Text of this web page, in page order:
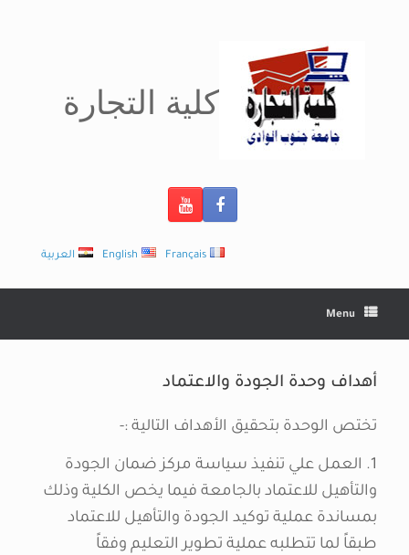
كلية التجارة
العربية English Français
Menu
أهداف وحدة الجودة والاعتماد
تختص الوحدة بتحقيق الأهداف التالية :-
1. العمل علي تنفيذ سياسة مركز ضمان الجودة
والتأهيل للاعتماد بالجامعة فيما يخص الكلية وذلك
بمساندة عملية توكيد الجودة والتأهيل للاعتماد
طبقاً لما تتطلبه عملية تطوير التعليم وفقاً